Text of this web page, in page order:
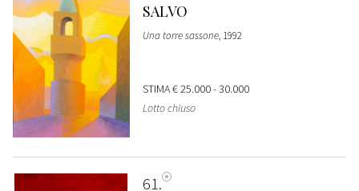
SALVO
Una torre sassone, 1992
STIMA€ 25.000 - 30.000
Lotto chiuso
61